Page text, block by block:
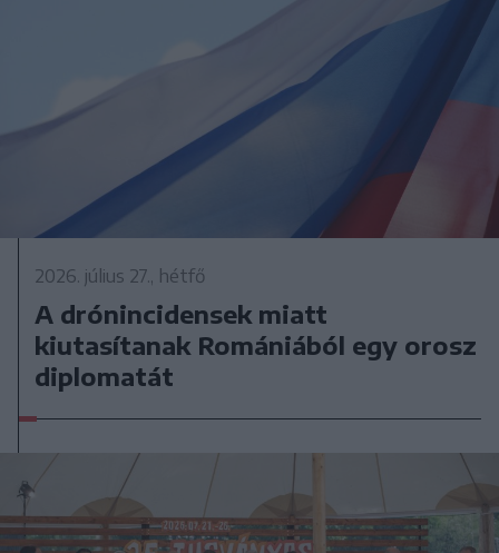
2026. július 27., hétfő
A drónincidensek miatt
kiutasítanak Romániából egy orosz
diplomatát